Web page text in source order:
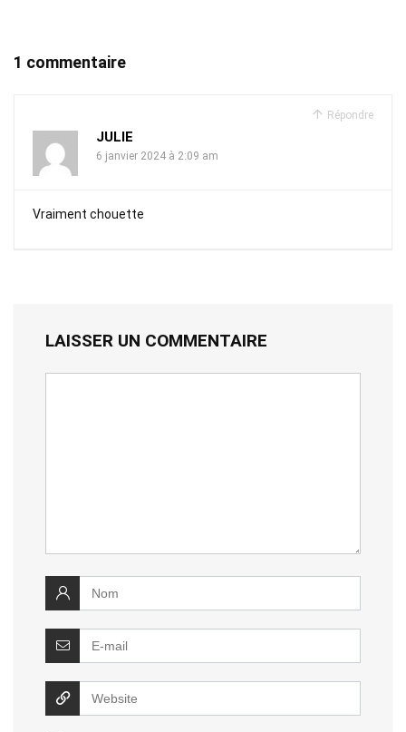
1 commentaire
Répondre
JULIE
6 janvier 2024 à 2:09 am
Vraiment chouette
LAISSER UN COMMENTAIRE